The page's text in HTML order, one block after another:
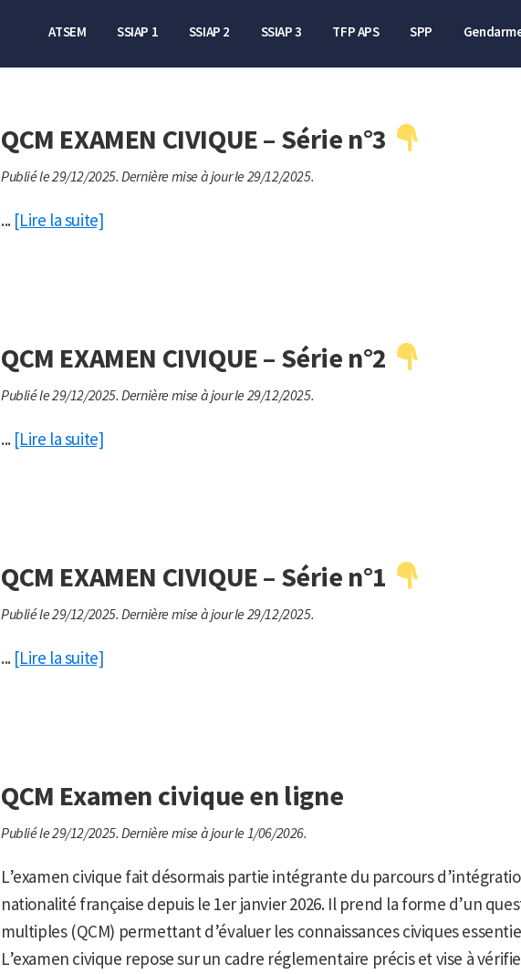
ATSEM SSIAP 1 SSIAP 2 SSIAP 3 TFP APS SPP
QCM EXAMEN CIVIQUE – Série n°3
Publié le 29/12/2025. Dernière mise à jour le 29/12/2025.
... [Lire la suite]
QCM EXAMEN CIVIQUE – Série n°2
Publié le 29/12/2025. Dernière mise à jour le 29/12/2025.
... [Lire la suite]
QCM EXAMEN CIVIQUE – Série n°1
Publié le 29/12/2025. Dernière mise à jour le 29/12/2025.
... [Lire la suite]
QCM Examen civique en ligne
Publié le 29/12/2025. Dernière mise à jour le 1/06/2026.
L’examen civique fait désormais partie intégrante du parcours
nationalité française depuis le 1er janvier 2026. Il prend la forme d’un
multiples (QCM) permettant d’évaluer les connaissances civiques
L’examen civique repose sur un cadre réglementaire précis et vise à